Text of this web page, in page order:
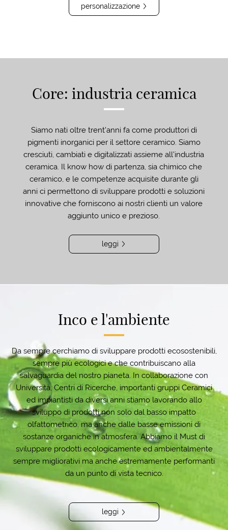
personalizzazione
Core: industria ceramica
Siamo nati oltre trent'anni fa come produttori di
pigmenti inorganici per il settore ceramico. Siamo
cresciuti, cambiati e digitalizzati assieme all'industria
ceramica. Il know how di partenza, sia chimico che
ceramico, e le competenze acquisite durante gli
anni ci permettono di sviluppare prodotti e soluzioni
innovative che forniscono ai nostri clienti un valore
aggiunto unico e prezioso.
leggi
Inco e l'ambiente
Da sempre cerchiamo di sviluppare prodotti ecosostenibili,
sempre più ecologici e che contribuiscano alla
salvaguardia del nostro pianeta. In collaborazione con
Università, Centri di Ricerche, importanti gruppi Ceramici
ed impiantisti da diversi anni stiamo lavorando allo
sviluppo di prodotti non solo dal basso impatto
olfattometrico, ma anche dalle basse emissioni di
sostanze organiche in atmosfera. Abbiamo il Must di
sviluppare prodotti ecologicamente ed ambientalmente
sempre migliorativi ma anche estremamente performanti
da un punto di vista tecnico.
leggi